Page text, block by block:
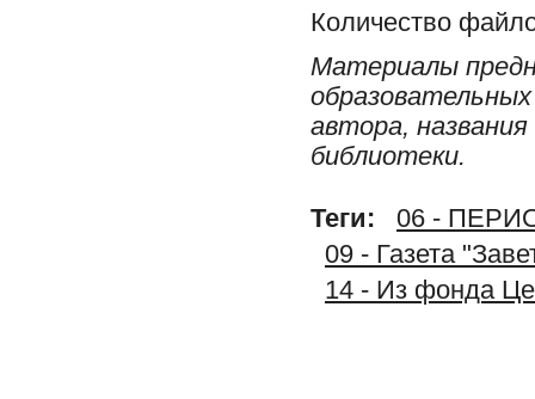
Количество
Материалы
автора,
библиотеки.
Теги:
06 -
09 - Газета
14 - Из фонда